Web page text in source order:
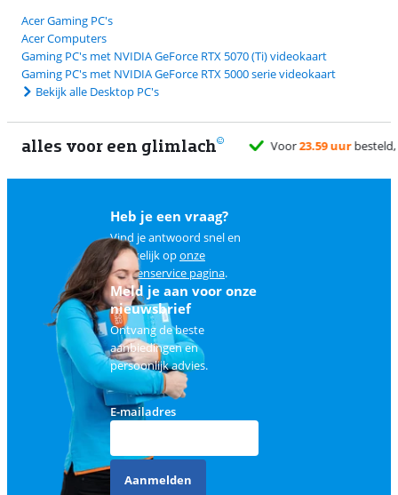
Acer Gaming PC's
Acer Computers
Gaming PC's met NVIDIA GeForce RTX 5070 (Ti) videokaart
Gaming PC's met NVIDIA GeForce RTX 5000 serie videokaart
Bekijk alle Desktop PC's
alles voor een glimlach
Heb je een vraag?
Vind je antwoord snel en
makkelijk oponze
klantenservice pagina.
Meld je aan voor onze
nieuwsbrief
Ontvang de beste
aanbiedingen en
persoonlijk advies.
E-mailadres
Aanmelden